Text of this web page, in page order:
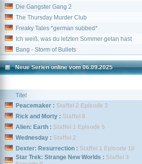
Die Gangster Gang 2
The Thursday Murder Club
Freaky Tales *german subbed*
Ich weiß, was du letzten Sommer getan hast
Bang - Storm of Bullets
Neue Serien online vom 06.09.2025
Titel
Peacemaker : Staffel 2 Episode 3
Rick and Morty : Staffel 8
Alien: Earth : Staffel 1 Episode 5
Wednesday : Staffel 2
Dexter: Resurrection : Staffel 1 Episode 10
Star Trek: Strange New Worlds : Staffel 3